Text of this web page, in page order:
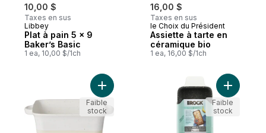
10,00 $
Taxes en sus
Libbey
Plat à pain 5 x 9
Baker’s Basic
1 ea, 10,00 $/1ch
16,00 $
Taxes en sus
le Choix du Président
Assiette à tarte en
céramique bio
1 ea, 16,00 $/1ch
Ajouter Boulanger Céramique Artisanal
Faible
stock
Ajouter
Faible
stock